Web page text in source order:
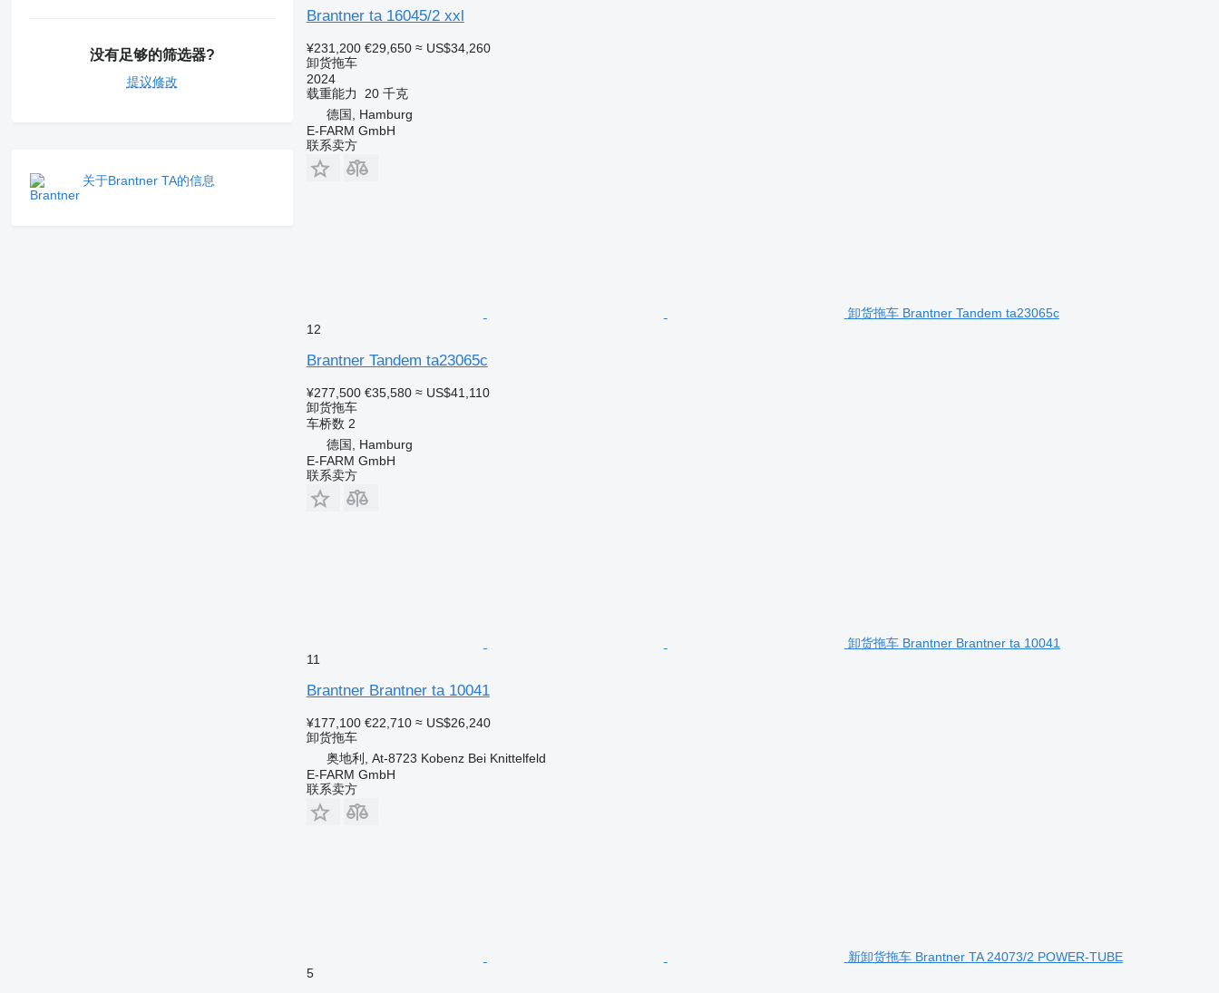
没有足够的筛选器?
提议修改
关于Brantner TA的信息
Brantner ta 16045/2 xxl
¥231,200 €29,650 ≈ US$34,260
卸货拖车
2024
载重能力
20 千克
德国, Hamburg
E-FARM GmbH
联系卖方
卸货拖车 Brantner Tandem ta23065c
12
Brantner Tandem ta23065c
¥277,500 €35,580 ≈ US$41,110
卸货拖车
车桥数 2
德国, Hamburg
E-FARM GmbH
联系卖方
卸货拖车 Brantner Brantner ta 10041
11
Brantner Brantner ta 10041
¥177,100 €22,710 ≈ US$26,240
卸货拖车
奥地利, At-8723 Kobenz Bei Knittelfeld
E-FARM GmbH
联系卖方
新卸货拖车 Brantner TA 24073/2 POWER-TUBE
5